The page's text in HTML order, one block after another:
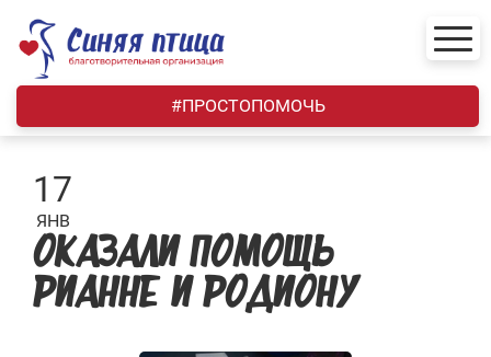
content
#ПРОСТОПОМОЧЬ
17
ЯНВ
ОКАЗАЛИ ПОМОЩЬ
РИАННЕ И РОДИОНУ